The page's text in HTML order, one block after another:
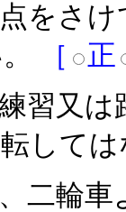
をさ
［
正
習又
して
二輪